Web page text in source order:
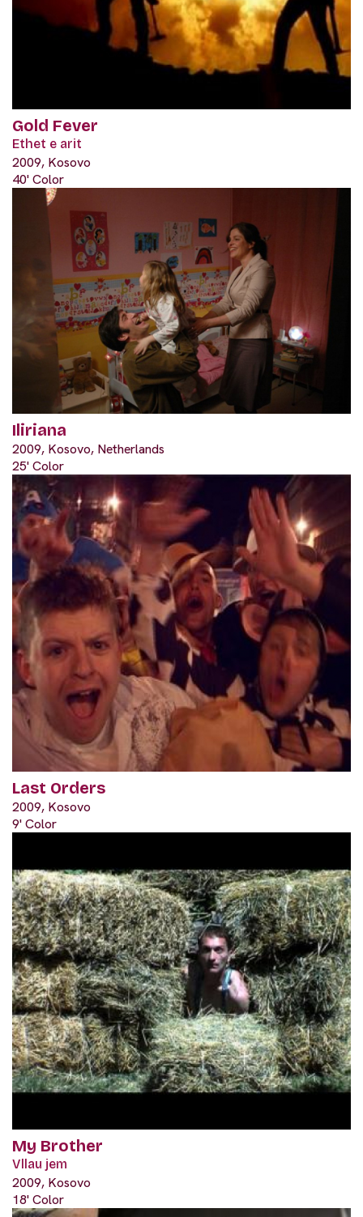
Gold Fever
Ethet e arit
2009, Kosovo
40' Color
Iliriana
2009, Kosovo, Netherlands
25' Color
Last Orders
2009, Kosovo
9' Color
My Brother
Vllau jem
2009, Kosovo
18' Color